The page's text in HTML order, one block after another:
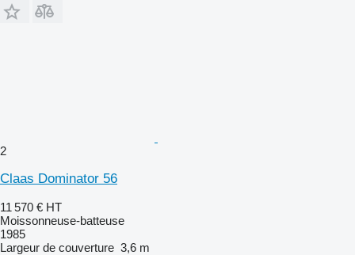
2
Claas Dominator 56
11 570 € HT
Moissonneuse-batteuse
1985
Largeur de couverture 3,6 m